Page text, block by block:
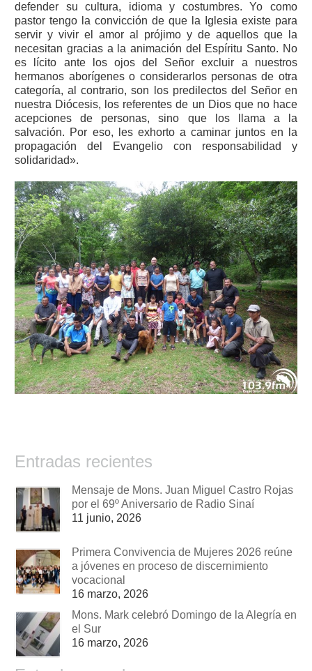
defender su cultura, idioma y costumbres. Yo como
pastor tengo la convicción de que la Iglesia existe para
servir y vivir el amor al prójimo y de aquellos que la
necesitan gracias a la animación del Espíritu Santo. No
es lícito ante los ojos del Señor excluir a nuestros
hermanos aborígenes o considerarlos personas de otra
categoría, al contrario, son los predilectos del Señor en
nuestra Diócesis, los referentes de un Dios que no hace
acepciones de personas, sino que los llama a la
salvación. Por eso, les exhorto a caminar juntos en la
propagación del Evangelio con responsabilidad y
solidaridad».
Entradas recientes
Mensaje de Mons. Juan Miguel Castro Rojas
por el 69º Aniversario de Radio Sinaí
11 junio, 2026
Primera Convivencia de Mujeres 2026 reúne
a jóvenes en proceso de discernimiento
vocacional
16 marzo, 2026
Mons. Mark celebró Domingo de la Alegría en
el Sur
16 marzo, 2026